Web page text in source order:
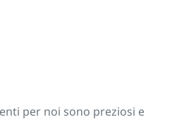
per noi sono preziosi e